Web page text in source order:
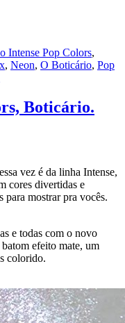
Intense Pop Colors,
, Neon, O Boticário, Pop
Boticário.
vez é da linha Intense,
cores divertidas e
para mostrar pra vocês.
e todas com o novo
efeito mate, um
colorido.